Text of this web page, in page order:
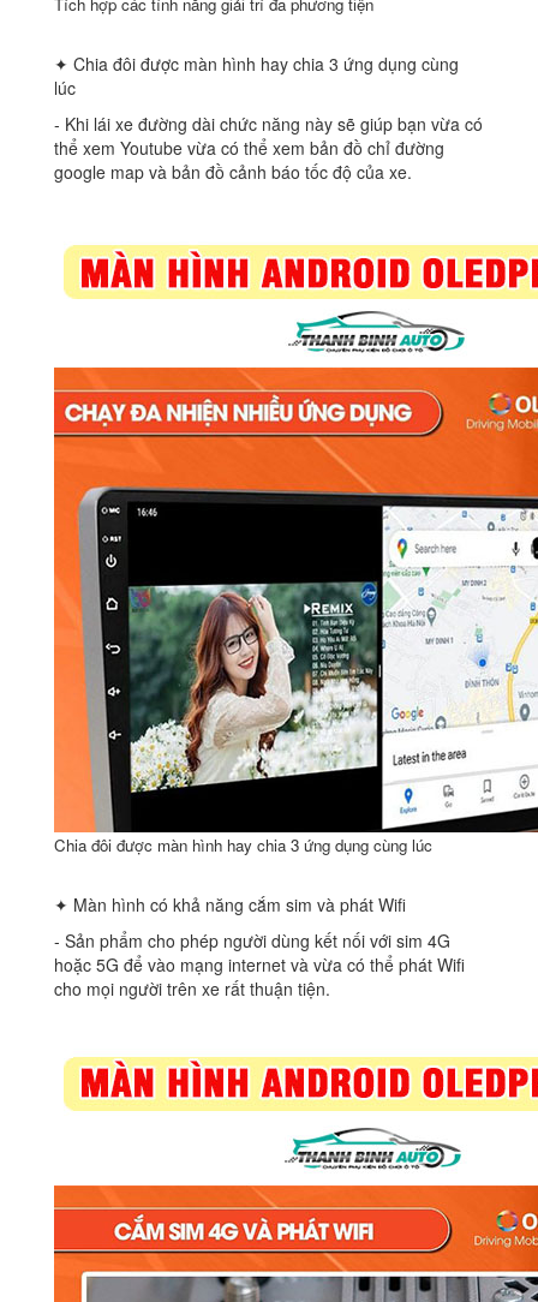
✦ Chia đôi được màn hình hay chia 3 ứng dụng cùng
lúc
‐ Khi lái xe đường dài chức năng này sẽ giúp bạn vừa có
thể xem Youtube vừa có thể xem bản đồ chỉ đường
google map và bản đồ cảnh báo tốc độ của xe.
Chia đôi được màn hình hay chia 3 ứng dụng cùng lúc
✦ Màn hình có khả năng cắm sim và phát Wifi
‐ Sản phẩm cho phép người dùng kết nối với sim 4G
hoặc 5G để vào mạng internet và vừa có thể phát Wifi
cho mọi người trên xe rất thuận tiện.